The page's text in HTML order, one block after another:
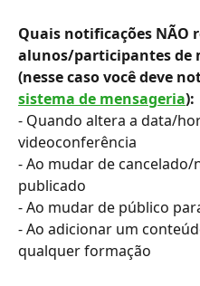
Quais notificações NÃO
alunos/participantes de
(nesse caso você deve
sistema de mensageria):
- Quando altera a data/
videoconferência
- Ao mudar de
publicado
- Ao mudar de público
- Ao adicionar um
qualquer formação